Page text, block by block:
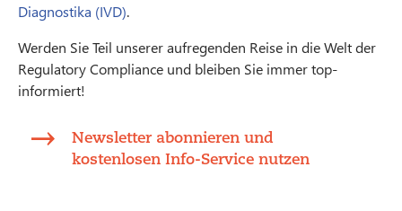
Diagnostika (IVD).
Werden Sie Teil unserer aufregenden Reise in die Welt der
Regulatory Compliance und bleiben Sie immer top-
informiert!
Newsletter abonnieren und
kostenlosen Info-Service nutzen